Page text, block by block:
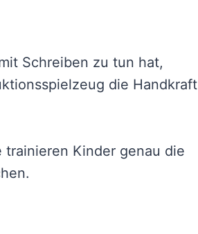
Schreiben zu tun hat,
die Handkraft
trainieren Kinder genau die